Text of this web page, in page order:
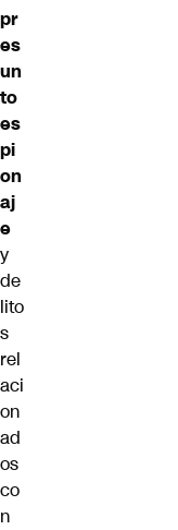
pr
es
un
to
es
pi
on
aj
e
y
de
lito
s
rel
aci
on
ad
os
co
n